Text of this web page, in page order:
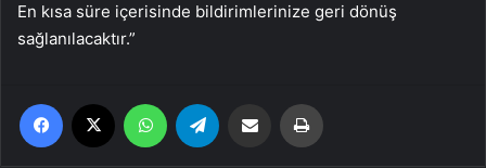
En kısa süre içerisinde bildirimlerinize geri dönüş
sağlanılacaktır.”
Facebook WhatsApp Email'den paylaş